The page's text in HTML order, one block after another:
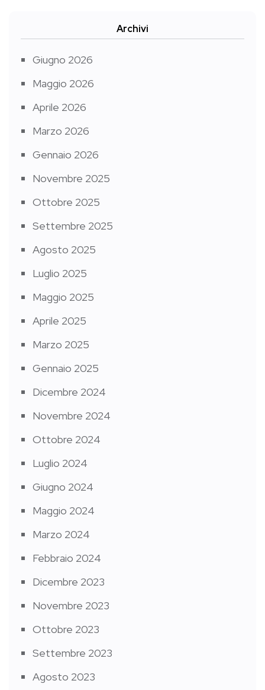
Archivi
Giugno 2026
Maggio 2026
Aprile 2026
Marzo 2026
Gennaio 2026
Novembre 2025
Ottobre 2025
Settembre 2025
Agosto 2025
Luglio 2025
Maggio 2025
Aprile 2025
Marzo 2025
Gennaio 2025
Dicembre 2024
Novembre 2024
Ottobre 2024
Luglio 2024
Giugno 2024
Maggio 2024
Marzo 2024
Febbraio 2024
Dicembre 2023
Novembre 2023
Ottobre 2023
Settembre 2023
Agosto 2023